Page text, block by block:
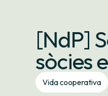
[NdP]
sòcies
Vida cooperativa